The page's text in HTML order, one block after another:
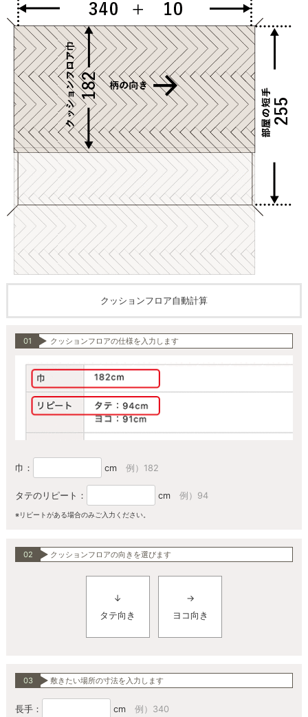
クッションフロア自動計算
01 クッションフロアの仕様を入力します
巾： cm 例）182
タテのリピート： cm 例）94
※リピートがある場合のみご入力ください。
02 クッションフロアの向きを選びます
↓
タテ向き
→
ヨコ向き
03 敷きたい場所の寸法を入力します
長手： cm 例）340